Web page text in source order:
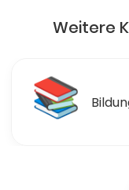
Weitere
📚